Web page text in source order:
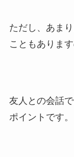
ただし、あま
こともありま
友人との会話
ポイントです。